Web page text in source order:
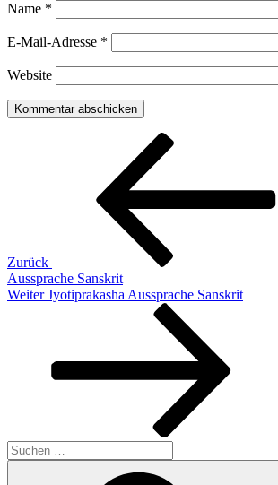
Name *
E-Mail-Adresse *
Website
Beitragsnavigation
Zurück
Aussprache Sanskrit
Nächster
Weiter Jyotiprakasha Aussprache Sanskrit
Suchen
nach: